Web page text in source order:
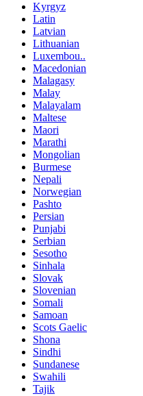
Kyrgyz
Latin
Latvian
Lithuanian
Luxembou..
Macedonian
Malagasy
Malay
Malayalam
Maltese
Maori
Marathi
Mongolian
Burmese
Nepali
Norwegian
Pashto
Persian
Punjabi
Serbian
Sesotho
Sinhala
Slovak
Slovenian
Somali
Samoan
Scots Gaelic
Shona
Sindhi
Sundanese
Swahili
Tajik